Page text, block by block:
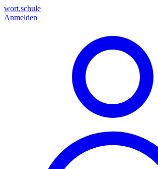
wort.schule
Anmelden